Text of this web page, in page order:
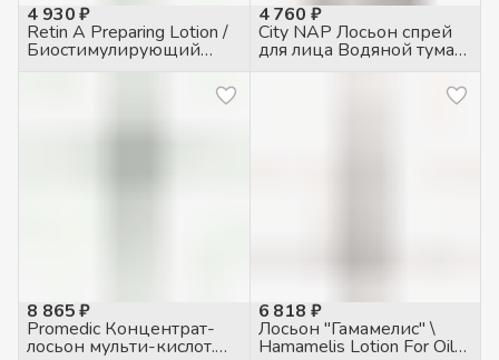
4 930 ₽
Retin A Preparing Lotion /
Биостимулирующий
лосьон для лица, 60мл
4 760 ₽
City NAP Лосьон спрей
для лица Водяной туман
8 865 ₽
Promedic Концентрат-
лосьон мульти-кислот.
6 818 ₽
Лосьон "Гамамелис" \
Hamamelis Lotion For Oily